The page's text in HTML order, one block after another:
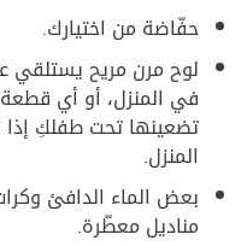
حفّاضة من اختيارك.
لوح مرن مريح يستلقي
في المنزل، أو أي
تضعينها تحت طفلكِ
المنزل.
بعض الماء الدافئ
مناديل معطّرة.